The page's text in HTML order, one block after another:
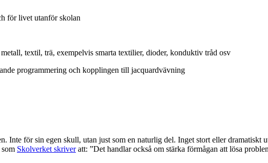
för livet utanför skolan
textil, trä, exempelvis smarta textilier, dioder, konduktiv tråd osv
programmering och kopplingen till jacquardvävning
för sin egen skull, utan just som en naturlig del. Inget stort eller dramatiskt
Skolverket skriveratt: ”Det handlar också om stärka förmågan att lösa